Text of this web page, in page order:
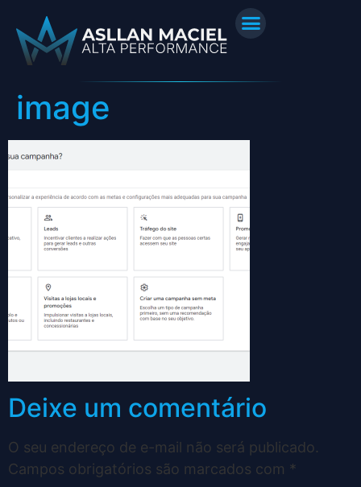
image
Deixe um comentário
O seu endereço de e-mail não será publicado.
Campos obrigatórios são marcados com *